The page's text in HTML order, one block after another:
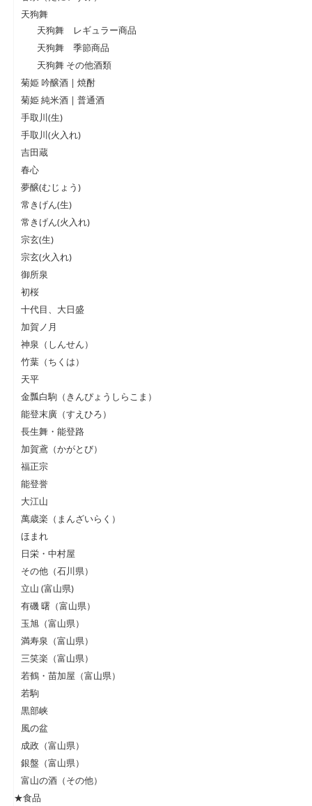
天狗舞
天狗舞 レギュラー商品
天狗舞 季節商品
天狗舞 その他酒類
菊姫 吟醸酒 | 焼酎
菊姫 純米酒 | 普通酒
手取川(生)
手取川(火入れ)
吉田蔵
春心
夢醸(むじょう)
常きげん(生)
常きげん(火入れ)
宗玄(生)
宗玄(火入れ)
御所泉
初桜
十代目、大日盛
加賀ノ月
神泉（しんせん）
竹葉（ちくは）
天平
金瓢白駒（きんぴょうしらこま）
能登末廣（すえひろ）
長生舞・能登路
加賀鳶（かがとび）
福正宗
能登誉
大江山
萬歳楽（まんざいらく）
ほまれ
日栄・中村屋
その他（石川県）
立山 (富山県)
有磯 曙（富山県）
玉旭（富山県）
満寿泉（富山県）
三笑楽（富山県）
若鶴・苗加屋（富山県）
若駒
黒部峡
風の盆
成政（富山県）
銀盤（富山県）
富山の酒（その他）
★食品